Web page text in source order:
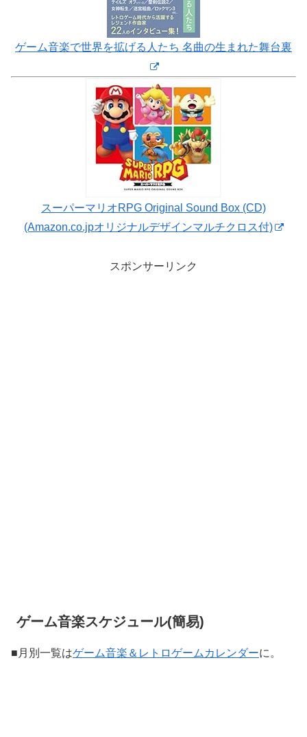
ゲーム音楽で世界を拡げる人たち 名曲の生まれた舞台裏
スーパーマリオRPG Original Sound Box (CD)
(Amazon.co.jpオリジナルデザインマルチクロス付)
スポンサーリンク
ゲーム音楽スケジュール(簡易)
■月別一覧はゲーム音楽＆レトロゲームカレンダーに。